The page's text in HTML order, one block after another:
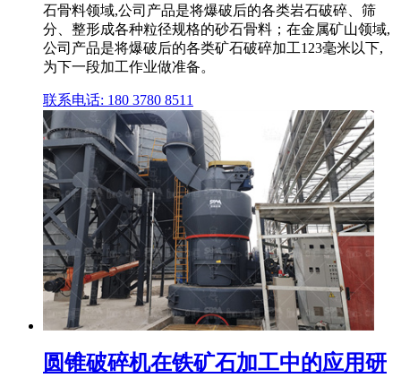
石骨料领域,公司产品是将爆破后的各类岩石破碎、筛
分、整形成各种粒径规格的砂石骨料；在金属矿山领域,
公司产品是将爆破后的各类矿石破碎加工123毫米以下,
为下一段加工作业做准备。
联系电话: 180 3780 8511
圆锥破碎机在铁矿石加工中的应用研